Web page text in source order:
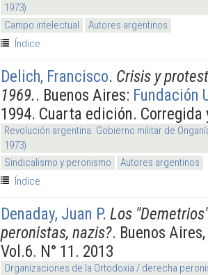
1973)
Campo intelectual
Autores argentinos
Índice
Delich, Francisco. Crisis y
1969.. Buenos Aires: Fundación
1994. Cuarta edición.
Revolución argentina. Gobierno militar de
1973)
Sindicalismo y peronismo
Autores argentinos
Índice
Denaday, Juan P. Los
peronistas, nazis?. Buenos
Vol.6. N° 11. 2013
Organizaciones de la Ortodoxia / derecha